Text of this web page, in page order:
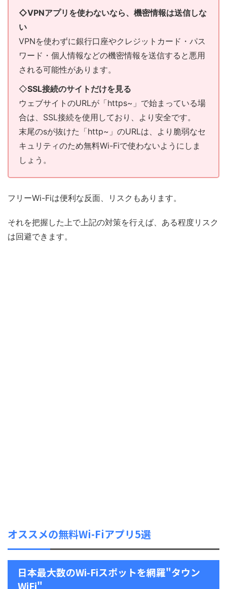
◇VPNアプリを使わないなら、機密情報は送信しな
い
VPNを使わずに銀行口座やクレジットカード・パス
ワード・個人情報などの機密情報を送信すると悪用
される可能性があります。
◇SSL接続のサイトだけを見る
ウェブサイトのURLが「https~」で始まっている場
合は、SSL接続を使用しており、より安全です。
末尾のsが抜けた「http~」のURLは、より脆弱なセ
キュリティのため無料Wi-Fiで使わないようにしま
しょう。
フリーWi-Fiは便利な反面、リスクもあります。
それを把握した上で上記の対策を行えば、ある程度リスク
は回避できます。
オススメの無料Wi-Fiアプリ5選
日本最大数のWi-Fiスポットを網羅"タウン
WiFi"